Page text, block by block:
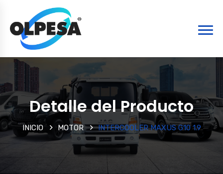
Detalle del Producto
INICIO MOTOR INTERCOOLER MAXUS G10 1.9